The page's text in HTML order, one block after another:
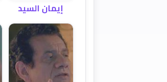
إيمان السيد